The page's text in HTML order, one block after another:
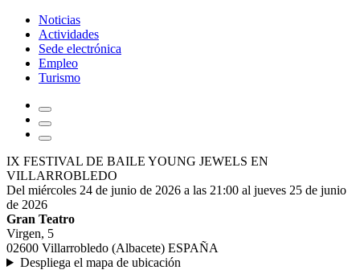
Noticias
Actividades
Sede electrónica
Empleo
Turismo
IX FESTIVAL DE BAILE YOUNG JEWELS EN
VILLARROBLEDO
Del miércoles 24 de junio de 2026 a las 21:00 al jueves 25 de junio
de 2026
Gran Teatro
Virgen, 5
02600 Villarrobledo (Albacete) ESPAÑA
Despliega el mapa de ubicación